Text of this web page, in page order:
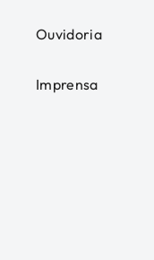
Ouvidoria
Imprensa